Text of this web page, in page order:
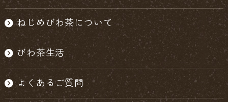
ねじめびわ茶について
びわ茶生活
よくあるご質問